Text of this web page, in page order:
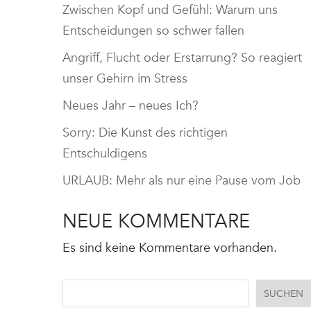
Zwischen Kopf und Gefühl: Warum uns
Entscheidungen so schwer fallen
Angriff, Flucht oder Erstarrung? So reagiert
unser Gehirn im Stress
Neues Jahr – neues Ich?
Sorry: Die Kunst des richtigen
Entschuldigens
URLAUB: Mehr als nur eine Pause vom Job
NEUE KOMMENTARE
Es sind keine Kommentare vorhanden.
SUCHEN